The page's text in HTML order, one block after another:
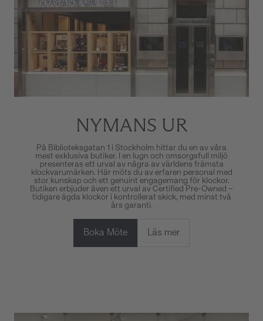
NYMANS UR
På Biblioteksgatan 1 i Stockholm hittar du en av våra
mest exklusiva butiker. I en lugn och omsorgsfull miljö
presenteras ett urval av några av världens främsta
klockvarumärken. Här möts du av erfaren personal med
stor kunskap och ett genuint engagemang för klockor.
Butiken erbjuder även ett urval av Certified Pre-Owned –
tidigare ägda klockor i kontrollerat skick, med minst två
års garanti.
Boka Möte Läs mer